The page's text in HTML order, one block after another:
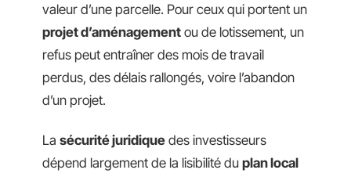
valeur d’une parcelle. Pour ceux qui portent un
projet d’aménagement ou de lotissement, un
refus peut entraîner des mois de travail
perdus, des délais rallongés, voire l’abandon
d’un projet.
La sécurité juridique des investisseurs
dépend largement de la lisibilité du plan local